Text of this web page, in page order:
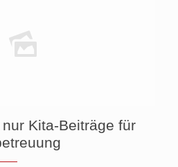
Kita-Beiträge für